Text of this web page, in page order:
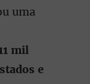
uma
mil
e